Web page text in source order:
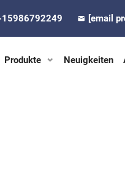
[email
Produkte Neuigkeiten